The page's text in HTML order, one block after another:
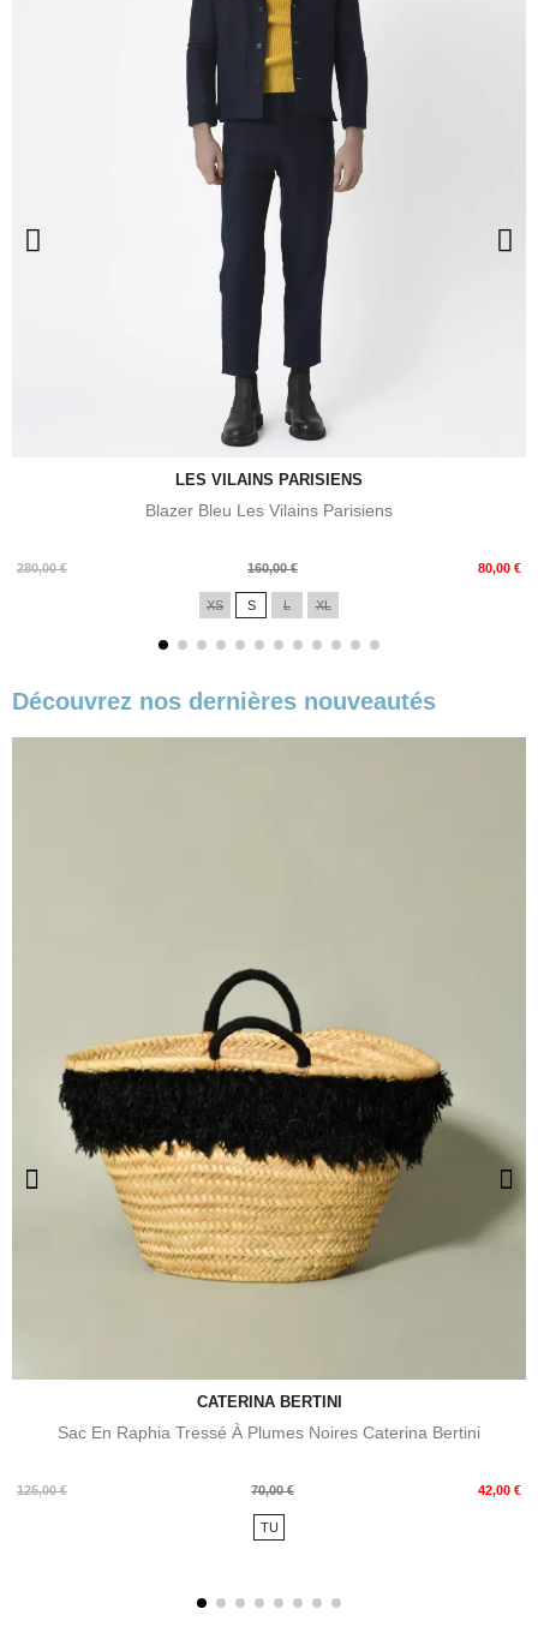
LES VILAINS PARISIENS
Blazer Bleu Les Vilains Parisiens
280,00 €
Prix
160,00 € 80,00 €
Prix
XS S L XL
Découvrez nos dernières nouveautés
CATERINA BERTINI
Sac En Raphia Tressé À Plumes Noires Caterina Bertini
125,00 €
Prix
70,00 € 42,00 €
Prix
TU